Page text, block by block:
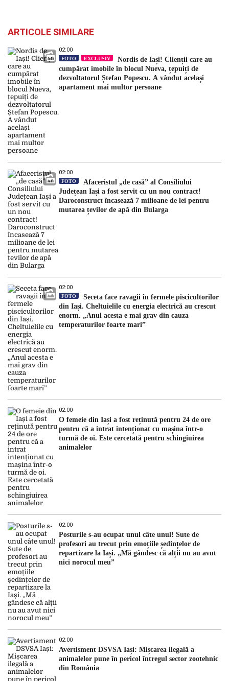
ARTICOLE SIMILARE
02:00
FOTO EXCLUSIV
Nordis de Iași! Clienții care au
cumpărat imobile în blocul Nueva, țepuiți de
dezvoltatorul Ștefan Popescu. A vândut același
apartament mai multor persoane
02:00
FOTO
Afaceristul „de casă” al Consiliului
Județean Iași a fost servit cu un nou contract!
Daroconstruct încasează 7 milioane de lei pentru
mutarea țevilor de apă din Bularga
02:00
FOTO
Seceta face ravagii în fermele piscicultorilor
din Iași. Cheltuielile cu energia electrică au crescut
enorm. „Anul acesta e mai grav din cauza
temperaturilor foarte mari”
02:00
O femeie din Iași a fost reținută pentru 24 de ore
pentru că a intrat intenționat cu mașina într-o
turmă de oi. Este cercetată pentru schingiuirea
animalelor
02:00
Posturile s-au ocupat unul câte unul! Sute de
profesori au trecut prin emoțiile ședințelor de
repartizare la Iași. „Mă gândesc că alții nu au avut
nici norocul meu”
02:00
Avertisment DSVSA Iași: Mișcarea ilegală a
animalelor pune în pericol întregul sector zootehnic
din România